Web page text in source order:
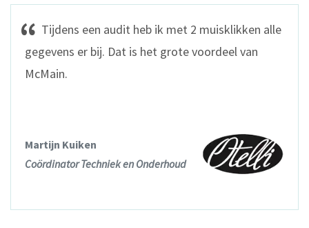
Tijdens een audit heb ik met 2 muisklikken alle
gegevens er bij. Dat is het grote voordeel van
McMain.
Martijn Kuiken
Coördinator Techniek en Onderhoud